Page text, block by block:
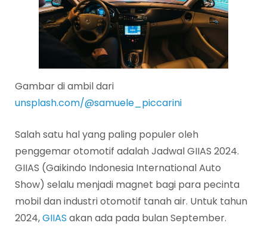
Gambar di ambil dari
unsplash.com/@samuele_piccarini
Salah satu hal yang paling populer oleh
penggemar otomotif adalah Jadwal GIIAS 2024.
GIIAS (Gaikindo Indonesia International Auto
Show) selalu menjadi magnet bagi para pecinta
mobil dan industri otomotif tanah air. Untuk tahun
2024,GIIAS akan ada pada bulan September.